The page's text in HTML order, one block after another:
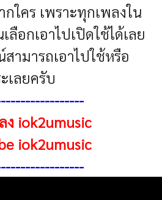
ใคร เพราะทุกเพลงใน
อกเอาไปเปิดใช้ได้เลย
ามารถเอาไปใช้หรือ
เลยครับ
ง iok2umusic
iok2umusic